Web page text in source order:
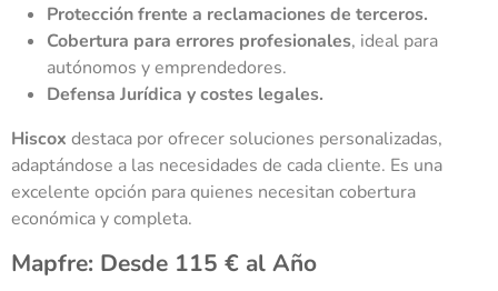
Protección frente a reclamaciones de terceros.
Cobertura para errores profesionales, ideal para
autónomos y emprendedores.
Defensa Jurídica y costes legales.
Hiscox destaca por ofrecer soluciones personalizadas,
adaptándose a las necesidades de cada cliente. Es una
excelente opción para quienes necesitan cobertura
económica y completa.
Mapfre: Desde 115 € al Año